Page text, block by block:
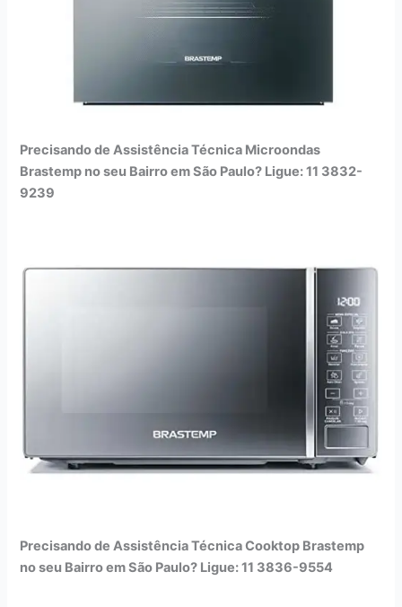
Precisando de Assistência Técnica Microondas
Brastemp no seu Bairro em São Paulo? Ligue: 11 3832-
9239
Precisando de Assistência Técnica Cooktop Brastemp
no seu Bairro em São Paulo? Ligue: 11 3836-9554